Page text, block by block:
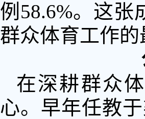
例58.6%。这张
群众体育工作的
在深耕群众
心。早年任教